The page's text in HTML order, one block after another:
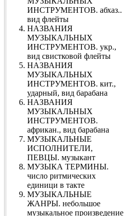
ИНСТРУМЕНТОВ. абхаз..
вид флейты
НАЗВАНИЯ
МУЗЫКАЛЬНЫХ
ИНСТРУМЕНТОВ. укр.,
вид свистковой флейты
НАЗВАНИЯ
МУЗЫКАЛЬНЫХ
ИНСТРУМЕНТОВ. кит.,
ударный, вид барабана
НАЗВАНИЯ
МУЗЫКАЛЬНЫХ
ИНСТРУМЕНТОВ.
африкан., вид барабана
МУЗЫКАЛЬНЫЕ
ИСПОЛНИТЕЛИ,
ПЕВЦЫ. музыкант
МУЗЫКА ТЕРМИНЫ.
число ритмических
единици в такте
МУЗЫКАЛЬНЫЕ
ЖАНРЫ. небольшое
музыкальное произведение